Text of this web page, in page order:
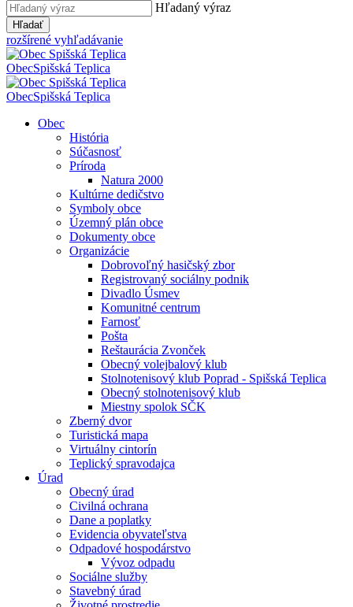
Hľadaný výraz
Hľadať
rozšírené vyhľadávanie
ObecSpišská Teplica
ObecSpišská Teplica
Obec
História
Súčasnosť
Príroda
Natura 2000
Kultúrne dedičstvo
Symboly obce
Územný plán obce
Dokumenty obce
Organizácie
Dobrovoľný hasičský zbor
Registrovaný sociálny podnik
Divadlo Úsmev
Komunitné centrum
Farnosť
Pošta
Reštaurácia Zvonček
Obecný volejbalový klub
Stolnotenisový klub Poprad - Spišská Teplica
Obecný stolnotenisový klub
Miestny spolok SČK
Zberný dvor
Turistická mapa
Virtuálny cintorín
Teplický spravodajca
Úrad
Obecný úrad
Civilná ochrana
Dane a poplatky
Evidencia obyvateľstva
Odpadové hospodárstvo
Vývoz odpadu
Sociálne služby
Stavebný úrad